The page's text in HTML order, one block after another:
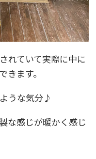
れていて実際に中に
きます。
うな気分♪
な感じが暖かく感じ